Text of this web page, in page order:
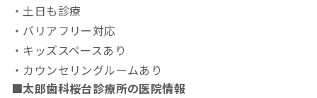
・土日も診療
・バリアフリー対応
・キッズスペースあり
・カウンセリングルームあり
■太郎歯科桜台診療所の医院情報